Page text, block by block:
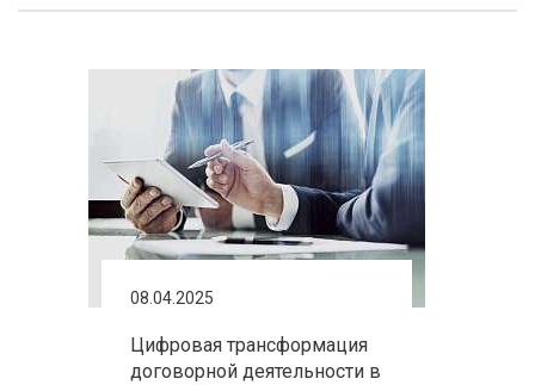
08.04.2025
Цифровая трансформация
договорной деятельности в